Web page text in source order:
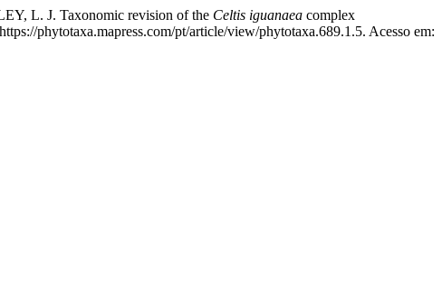
L. J. Taxonomic revision of the Celtis iguanaea complex
phytotaxa.mapress.com/pt/article/view/phytotaxa.689.1.5. Acesso em: